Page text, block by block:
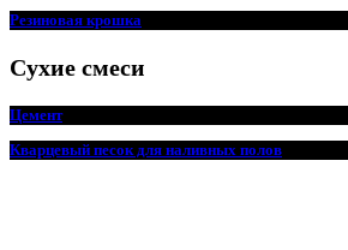
Резиновая крошка
Сухие смеси
Цемент
Кварцевый песок для наливных полов